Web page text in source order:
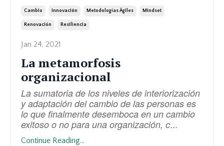
Cambio Innovación Metodologías Ágiles Mindset
Renovación Resiliencia
Jan 24, 2021
La metamorfosis
organizacional
La sumatoria de los niveles de interiorización
y adaptación del cambio de las personas es
lo que finalmente desemboca en un cambio
exitoso o no para una organización, c...
Continue Reading...